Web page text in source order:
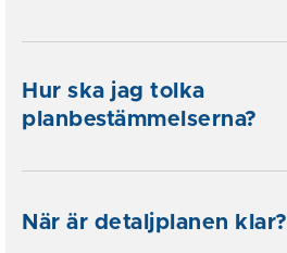
Hur ska jag tolka
planbestämmelserna?
När är detaljplanen klar?